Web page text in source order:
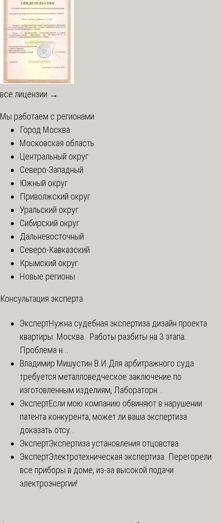
все лицензии →
Мы работаем с регионами
Город Москва
Московская область
Центральный округ
Северо-Западный
Южный округ
Приволжский округ
Уральский округ
Сибирский округ
Дальневосточный
Северо-Кавказский
Крымский округ
Новые регионы
Консультация эксперта
ЭкспертНужна судебная экспертиза дизайн проекта
квартиры. Москва. Работы разбиты на 3 этапа.
Проблема н...
Владимир Мишустин В.И. Для арбитражного суда
требуется металловедческое заключение по
изготовленным изделиям, Лабораторн...
ЭкспертЕсли мою компанию обвиняют в нарушении
патента конкурента, может ли ваша экспертиза
доказать отсу...
ЭкспертЭкспертиза установления отцовства
ЭкспертЭлектротехническая экспертиза. Перегорели
все приборы в доме, из-за высокой подачи
электроэнергии!